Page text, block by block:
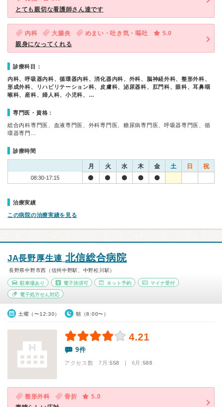
とても親切な看護師さん達です
内科 大腸炎 めまい・吐き気・嘔吐
5.0
親身になってくれる
診療科目：
内科、呼吸器内科、循環器内科、消化器内科、外科、脳神経外科、整形外科、
形成外科、リハビリテーション科、皮膚科、泌尿器科、肛門科、眼科、耳鼻咽
喉科、産科、婦人科、小児科、…
専門医・資格：
総合内科専門医、血液専門医、外科専門医、糖尿病専門医、呼吸器専門医、循
環器専門…
診療時間
月 火 水 木 金 土 日 祝
08:30-17:15
治療実績
この病院の治療実績を見る
JA長野厚生連 北信総合病院
長野県中野市西（信州中野駅、中野松川駅）
駐車場あり 電子決済可 ネット予約 マイナ受付
電子処方せん対応
土曜（〜12:30） 朝（8:00〜）
4.21
9件
アクセス数 7月:558 | 6月:588
整形外科 骨折
5.0